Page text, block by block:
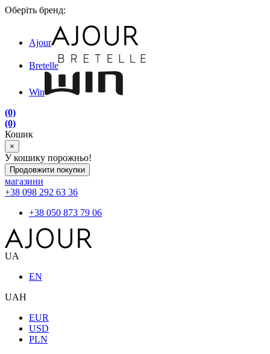
Оберіть бренд:
Ajour
Bretelle
Win
(0)
(0)
Кошик
×
У кошику порожньо!
Продовжити покупки
магазини
+38 098 292 63 36
+38 050 873 79 06
UA
EN
UAH
EUR
USD
PLN